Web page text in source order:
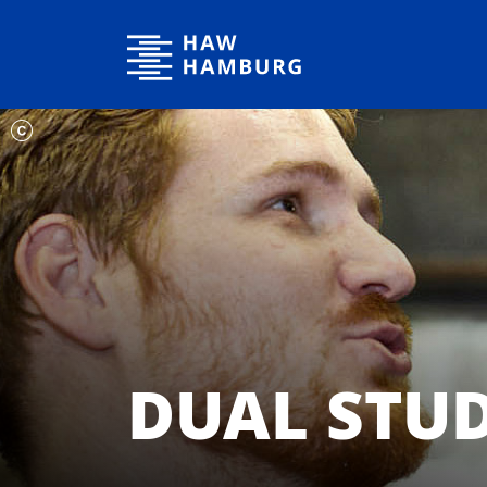
Hochschule für Angewandte Wissenschaften Hamburg
DUAL